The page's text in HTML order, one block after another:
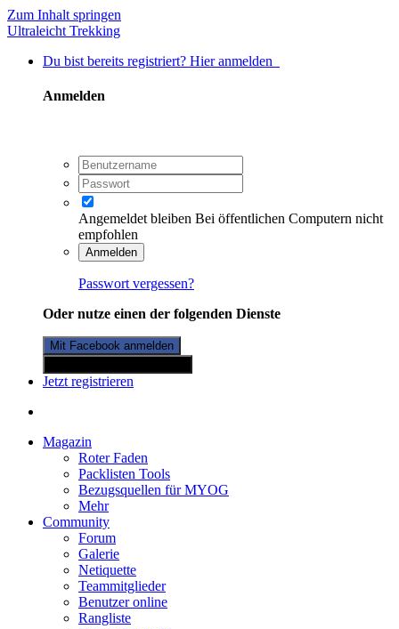
Zum Inhalt springen
Ultraleicht Trekking
Du bist bereits registriert? Hier anmelden
Anmelden
Angemeldet bleiben Bei öffentlichen Computern nicht
empfohlen
Anmelden
Passwort vergessen?
Oder nutze einen der folgenden Dienste
Mit Facebook anmelden
Jetzt registrieren
Magazin
Roter Faden
Packlisten Tools
Bezugsquellen für MYOG
Mehr
Community
Forum
Galerie
Netiquette
Teammitglieder
Benutzer online
Rangliste